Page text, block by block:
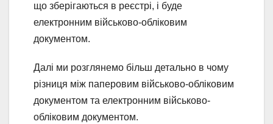
що зберігаються в реєстрі, і буде
електронним військово-обліковим
документом.
Далі ми розглянемо більш детально в чому
різниця між паперовим військово-обліковим
документом та електронним військово-
обліковим документом.